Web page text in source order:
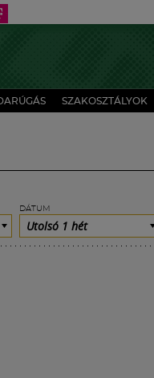
SZAKOSZTÁLYOK
DÁTUM
Utolsó 1 hét